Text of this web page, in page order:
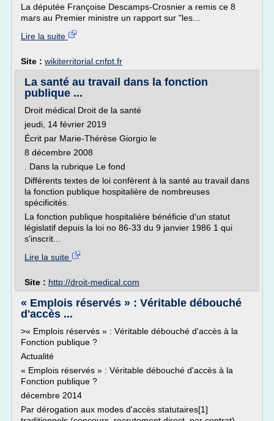
La députée Françoise Descamps-Crosnier a remis ce 8
mars au Premier ministre un rapport sur "les...
Lire la suite
Site : wikiterritorial.cnfpt.fr
La santé au travail dans la fonction
publique ...
Droit médical Droit de la santé
jeudi, 14 février 2019
Écrit par Marie-Thérèse Giorgio le
8 décembre 2008
. Dans la rubrique Le fond
Différents textes de loi confèrent à la santé au travail dans
la fonction publique hospitalière de nombreuses
spécificités.
La fonction publique hospitalière bénéficie d'un statut
législatif depuis la loi no 86-33 du 9 janvier 1986 1 qui
s'inscrit...
Lire la suite
Site : http://droit-medical.com
« Emplois réservés » : Véritable débouché
d'accès ...
>« Emplois réservés » : Véritable débouché d'accès à la
Fonction publique ?
Actualité
« Emplois réservés » : Véritable débouché d'accès à la
Fonction publique ?
décembre 2014
Par dérogation aux modes d'accès statutaires[1]